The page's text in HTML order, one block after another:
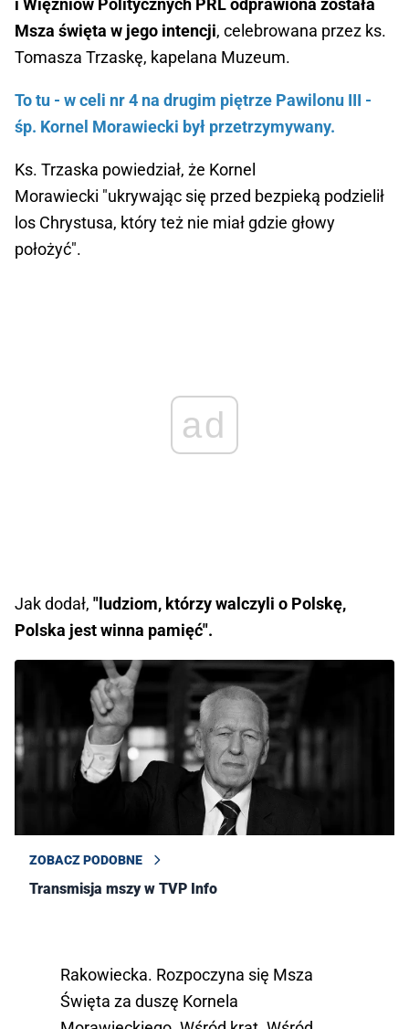
Msza święta w jego intencji, celebrowana przez ks.
Tomasza Trzaskę, kapelana Muzeum.
To tu - w celi nr 4 na drugim piętrze Pawilonu III -
śp. Kornel Morawiecki był przetrzymywany.
Ks. Trzaska powiedział, że Kornel
Morawiecki "ukrywając się przed bezpieką podzielił
los Chrystusa, który też nie miał gdzie głowy
położyć".
ad
Jak dodał, "ludziom, którzy walczyli o Polskę,
Polska jest winna pamięć".
ZOBACZ PODOBNE
Transmisja mszy w TVP Info
Rakowiecka. Rozpoczyna się Msza
Święta za duszę Kornela